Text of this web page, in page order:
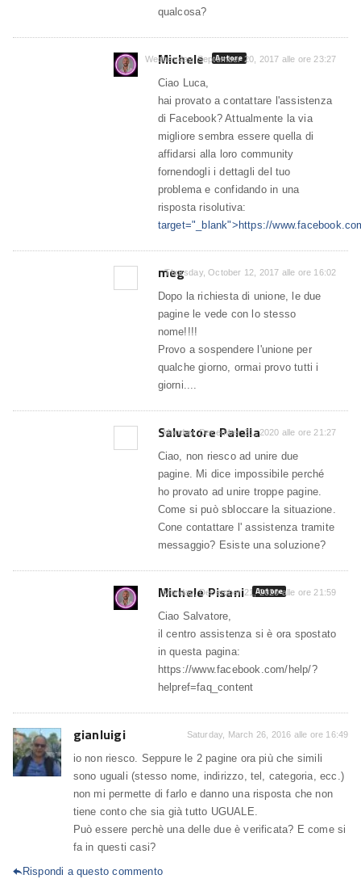
qualcosa?
Michele Autore
Wednesday, September 20, 2017 alle ore 23:27
Ciao Luca,
hai provato a contattare l'assistenza
di Facebook? Attualmente la via
migliore sembra essere quella di
affidarsi alla loro community
fornendogli i dettagli del tuo
problema e confidando in una
risposta risolutiva:
target="_blank">https://
meg
Thursday, October 12, 2017 alle ore 16:02
Dopo la richiesta di unione, le due
pagine le vede con lo stesso
nome!!!!
Provo a sospendere l'unione per
qualche giorno, ormai provo tutti i
giorni....
Salvatore Palella
Monday, December 21, 2020 alle ore 21:27
Ciao, non riesco ad unire due
pagine. Mi dice impossibile perché
ho provato ad unire troppe pagine.
Come si può sbloccare la situazione.
Cone contattare l' assistenza tramite
messaggio? Esiste una soluzione?
Michele Pisani Autore
Monday, December 21, 2020 alle ore 21:59
Ciao Salvatore,
il centro assistenza si è ora spostato
in questa pagina:
https://www.facebook.com/help/?
helpref=faq_content
gianluigi Saturday, March 26, 2016 alle ore 16:49
io non riesco. Seppure le 2 pagine ora più che simili
sono uguali (stesso nome, indirizzo, tel, categoria, ecc.)
non mi permette di farlo e danno una risposta che non
tiene conto che sia già tutto UGUALE.
Può essere perchè una delle due è verificata? E come si
fa in questi casi?
Rispondi a questo commento